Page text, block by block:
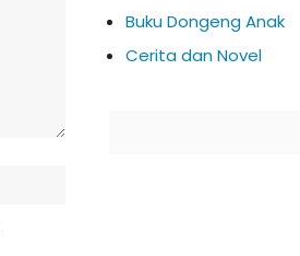
Buku Dongeng Anak
Cerita dan Novel